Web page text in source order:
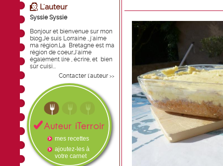
L'auteur
Syssie Syssie
Bonjour et bienvenue sur mon
blog.Je suis Lorraine , j'aime
ma région.La Bretagne est ma
région de coeur.J'aime
également lire , écrire, et bien
sûr cuisi...
Contacter l'auteur >>
mes recettes
ajoutez-les à
votre carnet